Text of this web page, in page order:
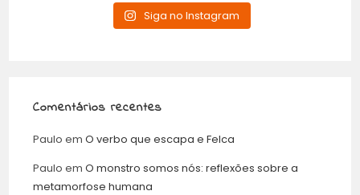
Siga no Instagram
Comentários recentes
Paulo emO verbo que escapa e Felca
Paulo emO monstro somos nós: reflexões sobre a
metamorfose humana